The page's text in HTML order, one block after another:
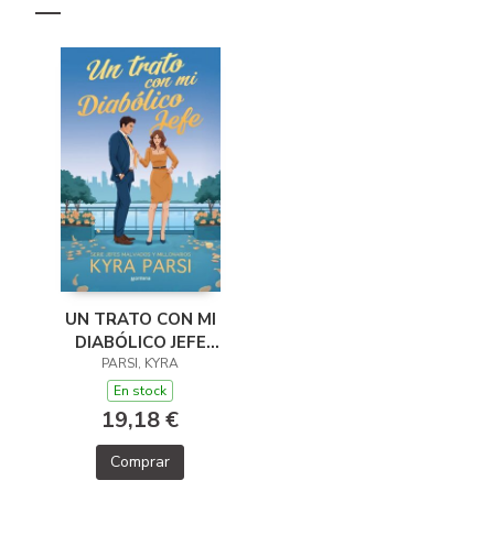
UN TRATO CON MI
DIABÓLICO JEFE
(JEFES MALVADOS Y
MILLONARIOS 1)
PARSI, KYRA
En stock
19,18 €
Comprar